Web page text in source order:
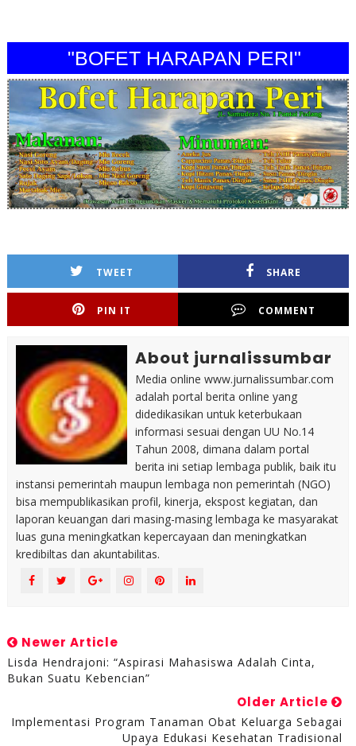
"BOFET HARAPAN PERI"
TWEET SHARE
PIN IT COMMENT
About jurnalissumbar
Media online www.jurnalissumbar.com
adalah portal berita online yang
didedikasikan untuk keterbukaan
informasi sesuai dengan UU No.14
Tahun 2008, dimana dalam portal
berita ini setiap lembaga publik, baik itu
instansi pemerintah maupun lembaga non pemerintah (NGO)
bisa mempublikasikan profil, kinerja, ekspost kegiatan, dan
laporan keuangan dari masing-masing lembaga ke masyarakat
luas guna meningkatkan kepercayaan dan meningkatkan
kredibiltas dan akuntabilitas.
Newer Article
Lisda Hendrajoni: “Aspirasi Mahasiswa Adalah Cinta,
Bukan Suatu Kebencian”
Older Article
Implementasi Program Tanaman Obat Keluarga Sebagai
Upaya Edukasi Kesehatan Tradisional